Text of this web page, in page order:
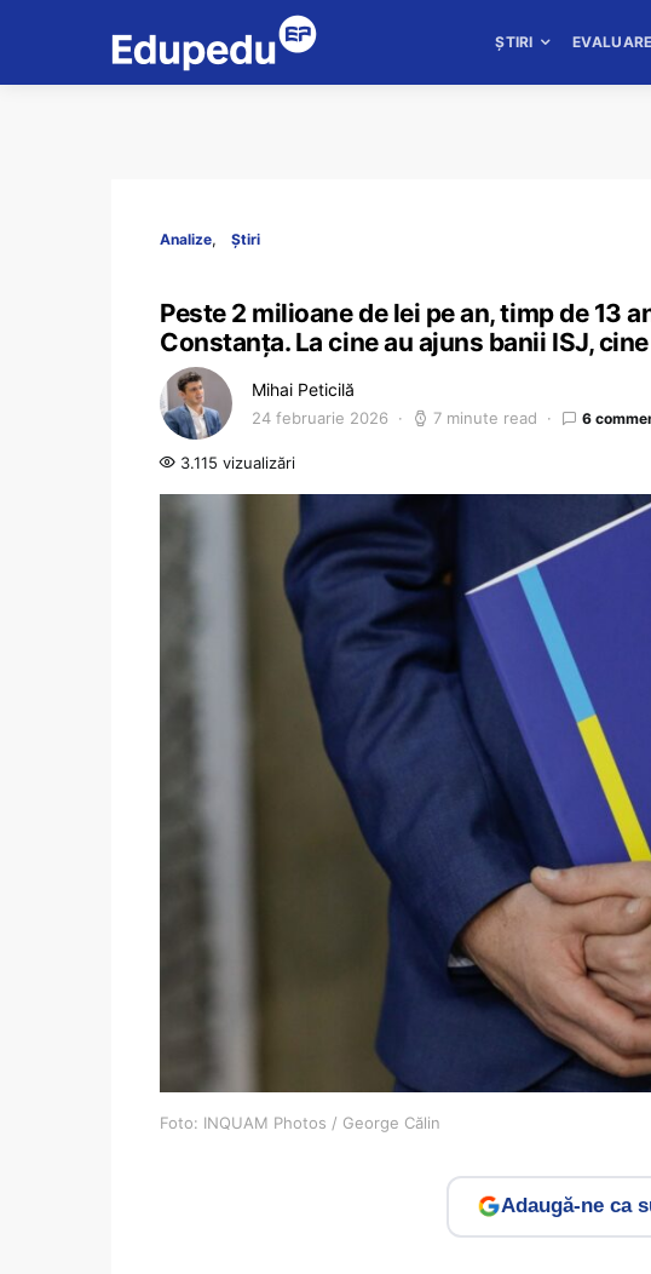
ȘTIRI
Analize Știri
Peste 2 milioane de lei pe an, timp de 13
Constanța. La cine au ajuns banii ISJ,
Mihai Peticilă
24 februarie 2026 7 minute read 6
3.115 vizualizări
Foto: INQUAM Photos / George Călin
Adaugă-ne ca